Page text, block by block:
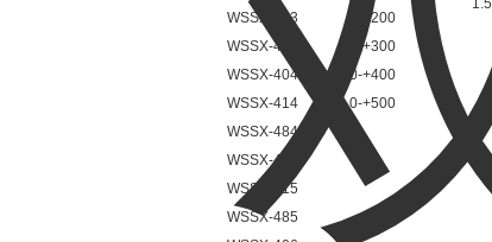
0-+200
0-+300
0-+400
0-+500
1.5
WSSX-413
WSSX-483
WSSX-404
WSSX-414
WSSX-484
WSSX-405
WSSX-415
WSSX-485